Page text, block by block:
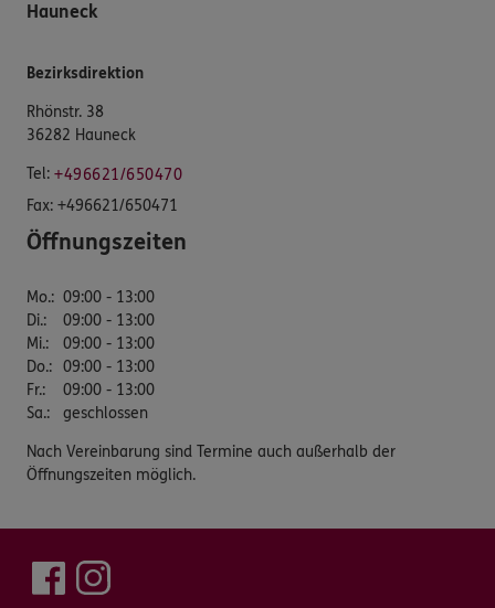
Hauneck
Bezirksdirektion
Rhönstr. 38
36282 Hauneck
Tel: +496621/650470
Fax: +496621/650471
Öffnungszeiten
Mo.: 09:00 - 13:00
Di.:
09:00 - 13:00
Mi.:
09:00 - 13:00
Do.: 09:00 - 13:00
Fr.:
09:00 - 13:00
Sa.: geschlossen
Nach Vereinbarung sind Termine auch außerhalb der
Öffnungszeiten möglich.